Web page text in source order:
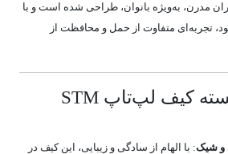
مدرن، به‌ویژه بانوان، طراحی شده است و با
تجربه‌ای متفاوت از حمل و محافظت از
ویژگی‌های برجسته کیف لپ‌تاپ STM
و شیک: با الهام از سادگی و زیبایی، این کیف در